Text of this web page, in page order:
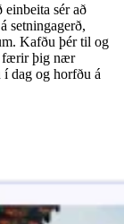
sér að
setningagerð,
Kafðu þér til og
þig nær
dag og horfðu á